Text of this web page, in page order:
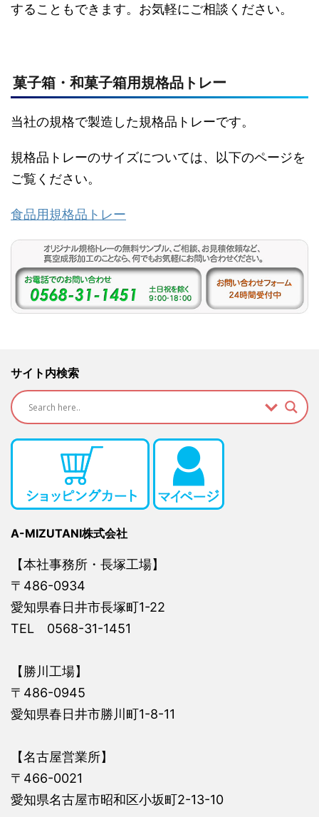
することもできます。お気軽にご相談ください。
菓子箱・和菓子箱用規格品トレー
当社の規格で製造した規格品トレーです。
規格品トレーのサイズについては、以下のページを
ご覧ください。
食品用規格品トレー
サイト内検索
A-MIZUTANI株式会社
【本社事務所・長塚工場】
〒486-0934
愛知県春日井市長塚町1-22
TEL 0568-31-1451
【勝川工場】
〒486-0945
愛知県春日井市勝川町1-8-11
【名古屋営業所】
〒466-0021
愛知県名古屋市昭和区小坂町2-13-10